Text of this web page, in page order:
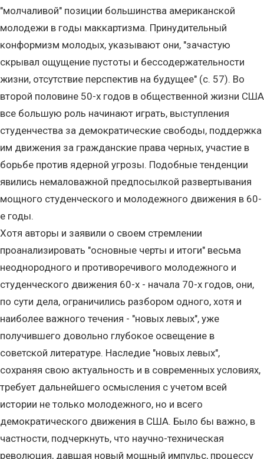
"молчаливой" позиции большинства американской
молодежи в годы маккартизма. Принудительный
конформизм молодых, указывают они, "зачастую
скрывал ощущение пустоты и бессодержательности
жизни, отсутствие перспектив на будущее" (с. 57). Во
второй половине 50-х годов в общественной жизни США
все большую роль начинают играть, выступления
студенчества за демократические свободы, поддержка
им движения за гражданские права черных, участие в
борьбе против ядерной угрозы. Подобные тенденции
явились немаловажной предпосылкой развертывания
мощного студенческого и молодежного движения в 60-
е годы.
Хотя авторы и заявили о своем стремлении
проанализировать "основные черты и итоги" весьма
неоднородного и противоречивого молодежного и
студенческого движения 60-х - начала 70-х годов, они,
по сути дела, ограничились разбором одного, хотя и
наиболее важного течения - "новых левых", уже
получившего довольно глубокое освещение в
советской литературе. Наследие "новых левых",
сохраняя свою актуальность и в современных условиях,
требует дальнейшего осмысления с учетом всей
истории не только молодежного, но и всего
демократического движения в США. Было бы важно, в
частности, подчеркнуть, что научно-техническая
революция, давшая новый мощный импульс, процессу